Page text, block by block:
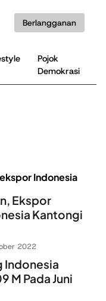
Berlangganan
Pojok
Demokrasi
ekspor Indonesia
Ekspor
Kantongi
2022
Indonesia
M Pada Juni